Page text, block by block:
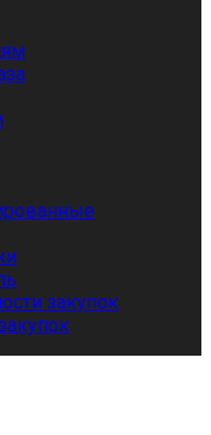
закупок